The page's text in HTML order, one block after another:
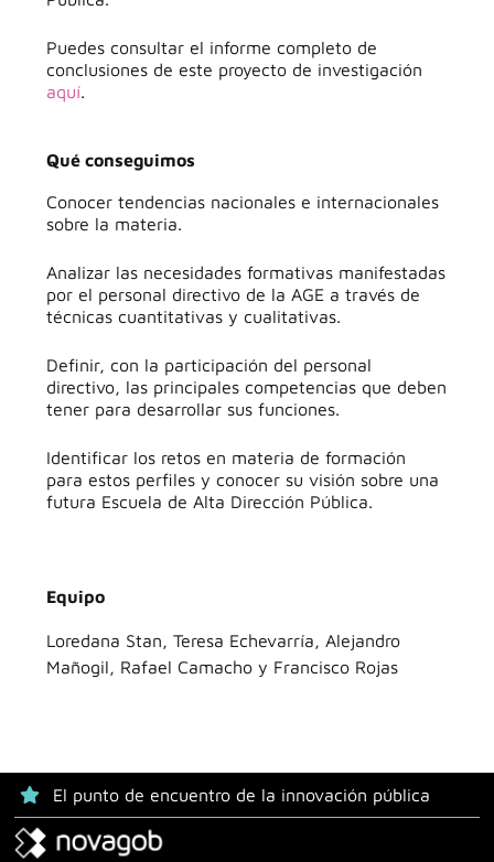
Puedes consultar el informe completo de
conclusiones de este proyecto de investigación
aquí.
Qué conseguimos
Conocer tendencias nacionales e internacionales
sobre la materia.
Analizar las necesidades formativas manifestadas
por el personal directivo de la AGE a través de
técnicas cuantitativas y cualitativas.
Definir, con la participación del personal
directivo, las principales competencias que deben
tener para desarrollar sus funciones.
Identificar los retos en materia de formación
para estos perfiles y conocer su visión sobre una
futura Escuela de Alta Dirección Pública.
Equipo
Loredana Stan, Teresa Echevarría, Alejandro
Mañogil, Rafael Camacho y Francisco Rojas
El punto de encuentro de la innovación pública